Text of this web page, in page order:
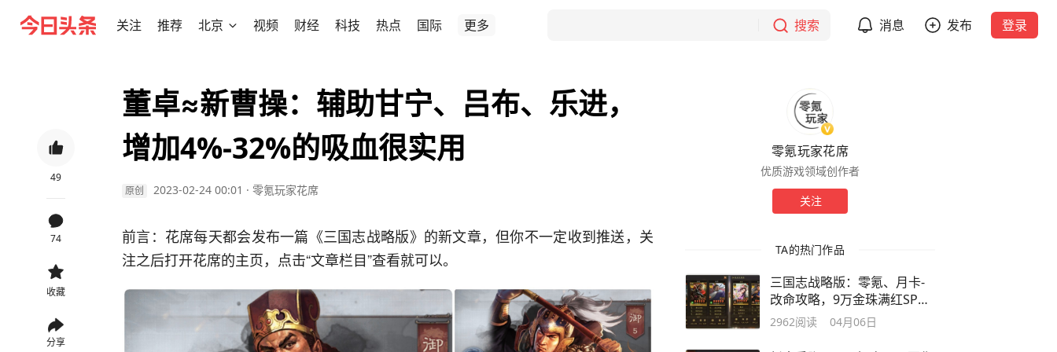
关注 推荐 北京 视频 财经 科技 热点 国际 更多 搜索 消息 发布 登录
49
74
收藏
分享
董卓≈新曹操：辅助甘宁、吕布、乐进，
增加4%-32%的吸血很实用
原创 2023-02-24 00:01 · 零氪玩家花席
前言：花席每天都会发布一篇《三国志战略版》的新文章，但你不一定收到推送，关
注之后打开花席的主页，点击“文章栏目”查看就可以。
零氪玩家花席
优质游戏领域创作者
关注
TA的热门作品
三国志战略版：零氪、月卡-
改命攻略，9万金珠满红SP法
正/SP貂蝉
2962阅读 04月06日